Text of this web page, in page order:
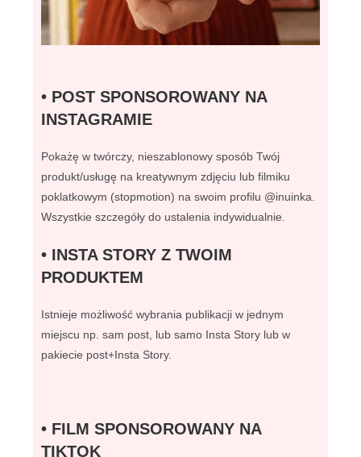
• POST SPONSOROWANY NA
INSTAGRAMIE
Pokażę w twórczy, nieszablonowy sposób Twój
produkt/usługę na kreatywnym zdjęciu lub filmiku
poklatkowym (stopmotion) na swoim profilu @inuinka.
Wszystkie szczegóły do ustalenia indywidualnie.
• INSTA STORY Z TWOIM
PRODUKTEM
Istnieje możliwość wybrania publikacji w jednym
miejscu np. sam post, lub samo Insta Story lub w
pakiecie post+Insta Story.
• FILM SPONSOROWANY NA
TIKTOK